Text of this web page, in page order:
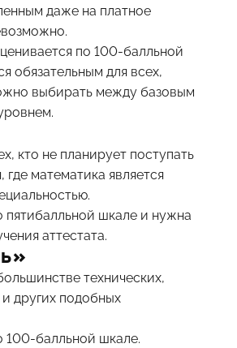
даже на платное
по 100-балльной
обязательным для всех,
выбирать между базовым
кто не планирует поступать
где математика является
пятибалльной шкале и нужна
аттестата.
технических,
других подобных
100-балльной шкале.